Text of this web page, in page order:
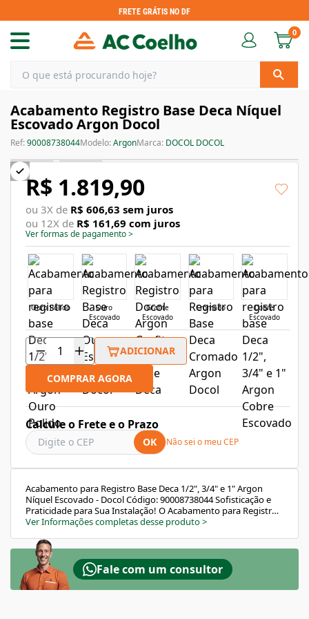
FRETE GRÁTIS NO DF
0
Acabamento Registro Base Deca Níquel
Escovado Argon Docol
Ref:90008738044Modelo:ArgonMarca: DOCOL DOCOL
R$ 1.819,90
ou 3X de R$ 606,63 sem juros
ou 12X de R$ 161,69 com juros
Ver formas de pagamento>
Ouro Polido
Ouro
Escovado
Grafite
Escovado
Cromado
Cobre
Escovado
ADICIONAR
COMPRAR AGORA
Calcule o Frete e o Prazo
OK Não sei o meu CEP
Acabamento para Registro Base Deca 1/2", 3/4" e 1" Argon
Níquel Escovado - Docol Código: 90008738044 Sofisticação e
Praticidade para Sua Instalação! O Acabamento para Registro
Argon em Níquel Escovado da Docol é ideal para quem busca
marca Deca, este acabamento suporta temperaturas de até
70°C e se adapta a bitolas de ½", ¾" e 1", proporcionando
versatilidade e funcionalidade para o seu projeto.
Características e Benefícios: Design Moderno: Combinação de
traços arredondados e retos para um visual robusto e
Ver Informações completas desse produto>
Fale com um consultor